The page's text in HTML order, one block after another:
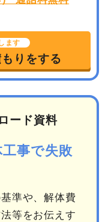
ます
りをする
ード資料
事で失敗
準や、解体費
等をお伝えす